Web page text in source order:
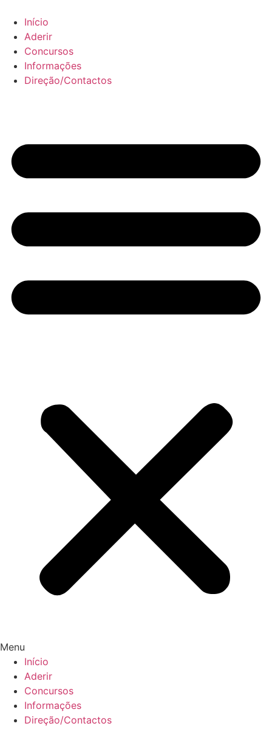
para
conteúdo
Início
Aderir
Concursos
Informações
Direção/Contactos
Menu
Início
Aderir
Concursos
Informações
Direção/Contactos